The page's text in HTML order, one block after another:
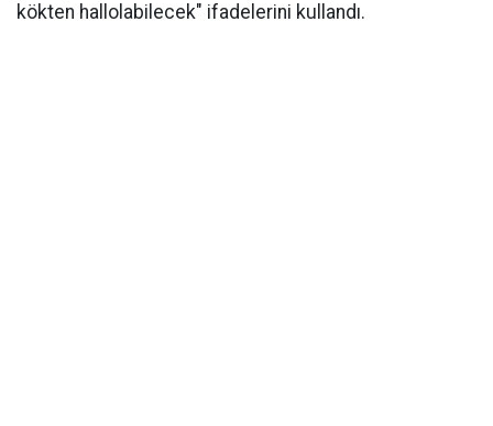
kökten hallolabilecek" ifadelerini kullandı.